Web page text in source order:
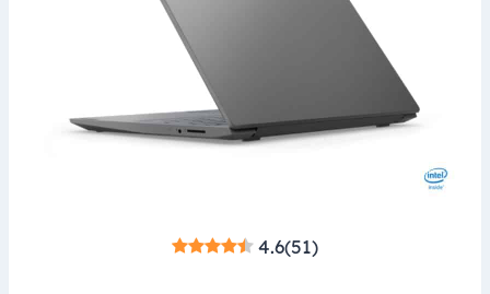
4.6(51)